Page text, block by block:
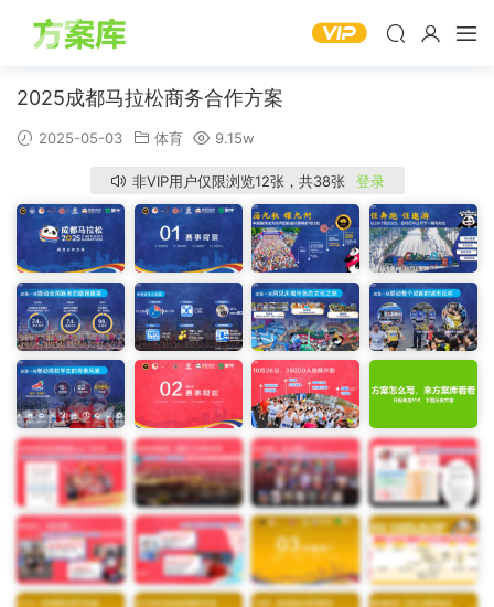
2025成都马拉松商务合作方案
2025-05-03 体育 9.15w
非VIP用户仅限浏览12张，共38张 登录